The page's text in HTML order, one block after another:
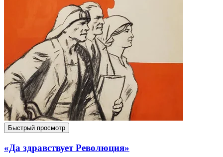
Быстрый просмотр
«Да здравствует Революция»